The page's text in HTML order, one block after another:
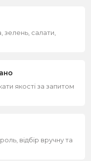
зелень, салати,
якості за запитом
відбір вручну та